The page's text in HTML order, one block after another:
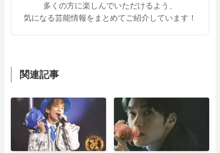
多くの方に楽しんでいただけるよう、
気になる芸能情報をまとめてご紹介しています！
関連記事